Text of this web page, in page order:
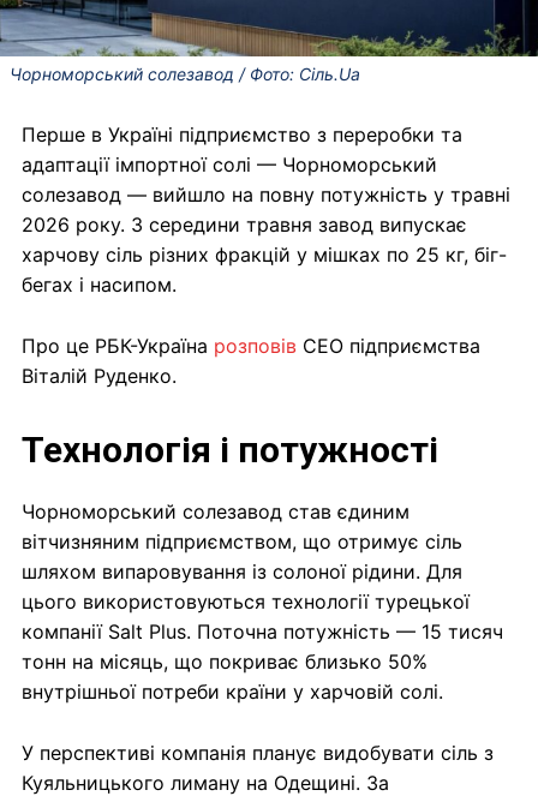
Чорноморський солезавод / Фото: Сіль.Ua
Перше в Україні підприємство з переробки та
адаптації імпортної солі — Чорноморський
солезавод — вийшло на повну потужність у травні
2026 року. З середини травня завод випускає
харчову сіль різних фракцій у мішках по 25 кг, біг-
бегах і насипом.
Про це РБК-Україна розповів CEO підприємства
Віталій Руденко.
Технологія і потужності
Чорноморський солезавод став єдиним
вітчизняним підприємством, що отримує сіль
шляхом випаровування із солоної рідини. Для
цього використовуються технології турецької
компанії Salt Plus. Поточна потужність — 15 тисяч
тонн на місяць, що покриває близько 50%
внутрішньої потреби країни у харчовій солі.
У перспективі компанія планує видобувати сіль з
Куяльницького лиману на Одещині. За